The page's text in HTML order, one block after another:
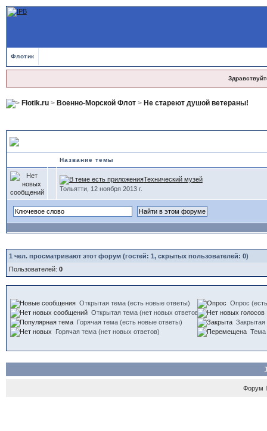
Флотик
Flotik.ru> Военно-Морской Флот> Не стареют душой ветераны!
Название темы
Технический музей
Тольятти, 12 ноября 2013 г.
1 чел. просматривают этот форум (гостей: 1, скрытых пользователей: 0)
Пользователей: 0
Открытая тема (есть новые ответы)
Открытая тема (нет новых ответов)
Горячая тема (есть новые ответы)
Горячая тема (нет новых ответов)
Опрос
Закрытая
Тема
Форум